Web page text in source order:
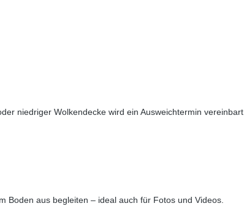
niedriger Wolkendecke wird ein Ausweichtermin vereinbart.
Boden aus begleiten – ideal auch für Fotos und Videos.